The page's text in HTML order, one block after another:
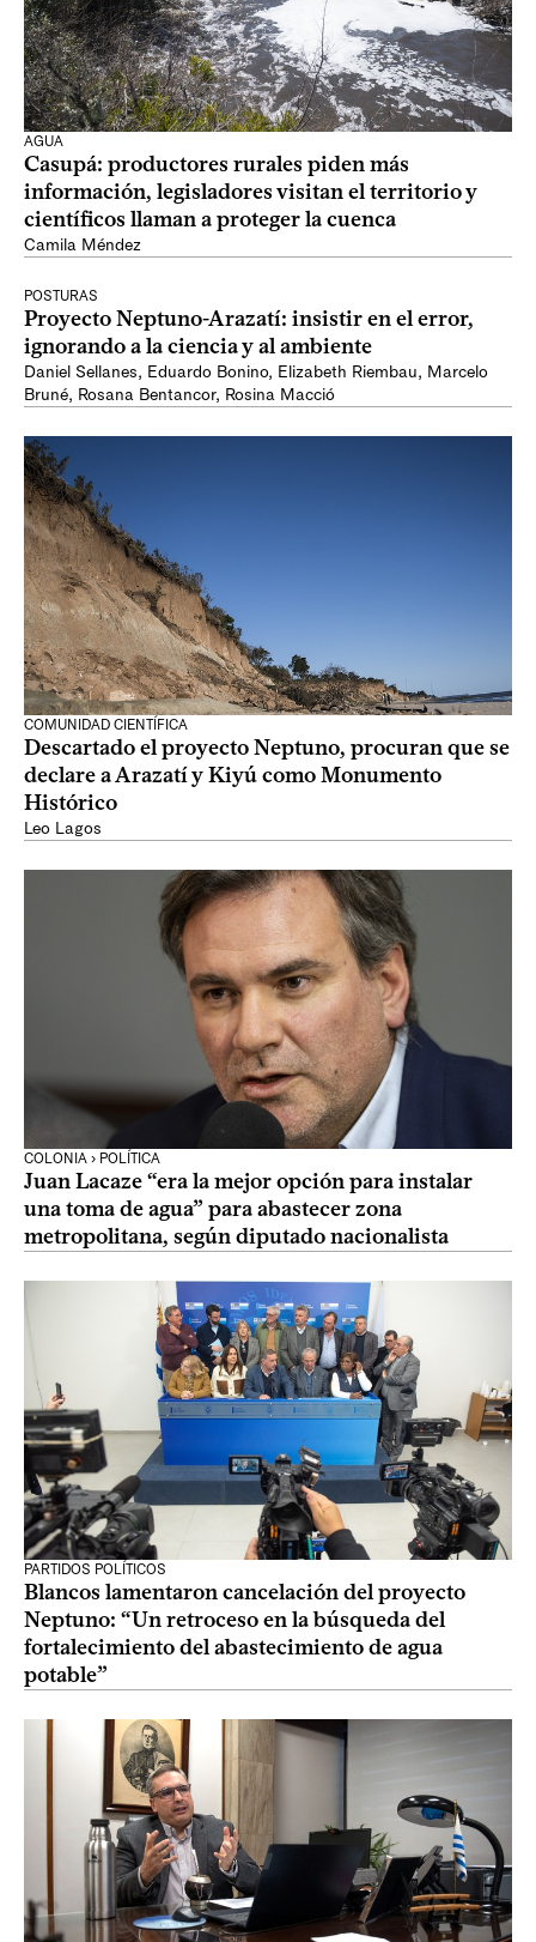
AGUA
Casupá: productores rurales piden más
información, legisladores visitan el territorio y
científicos llaman a proteger la cuenca
Camila Méndez
POSTURAS
Proyecto Neptuno-Arazatí: insistir en el error,
ignorando a la ciencia y al ambiente
Daniel Sellanes, Eduardo Bonino, Elizabeth Riembau, Marcelo
Bruné, Rosana Bentancor, Rosina Macció
COMUNIDAD CIENTÍFICA
Descartado el proyecto Neptuno, procuran que se
declare a Arazatí y Kiyú como Monumento
Histórico
Leo Lagos
COLONIA › POLÍTICA
Juan Lacaze “era la mejor opción para instalar
una toma de agua” para abastecer zona
metropolitana, según diputado nacionalista
PARTIDOS POLÍTICOS
Blancos lamentaron cancelación del proyecto
Neptuno: “Un retroceso en la búsqueda del
fortalecimiento del abastecimiento de agua
potable”